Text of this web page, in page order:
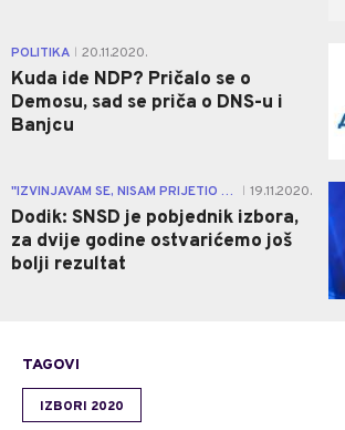
POLITIKA 20.11.2020.
Kuda ide NDP? Pričalo se o
Demosu, sad se priča o DNS-u i
Banjcu
"IZVINJAVAM SE, NISAM PRIJETIO NIKOME..." 19.11.2020.
Dodik: SNSD je pobjednik izbora,
za dvije godine ostvarićemo još
bolji rezultat
TAGOVI
IZBORI 2020